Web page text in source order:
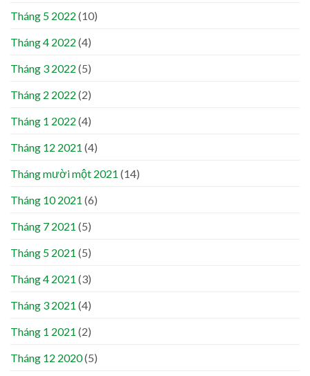
Tháng 5 2022 (10)
Tháng 4 2022 (4)
Tháng 3 2022 (5)
Tháng 2 2022 (2)
Tháng 1 2022 (4)
Tháng 12 2021 (4)
Tháng mười một 2021 (14)
Tháng 10 2021 (6)
Tháng 7 2021 (5)
Tháng 5 2021 (5)
Tháng 4 2021 (3)
Tháng 3 2021 (4)
Tháng 1 2021 (2)
Tháng 12 2020(5)